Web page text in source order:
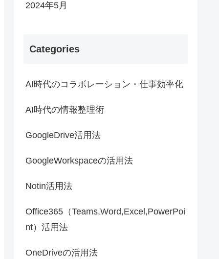
2024年5月
Categories
AI時代のコラボレーション・仕事効率化
AI時代の情報整理術
GoogleDrive活用法
GoogleWorkspaceの活用法
Notin活用法
Office365（Teams,Word,Excel,PowerPoi
nt）活用法
OneDriveの活用法